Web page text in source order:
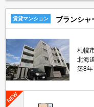
賃貸マンション ブランシャ
札幌
北海
築8年